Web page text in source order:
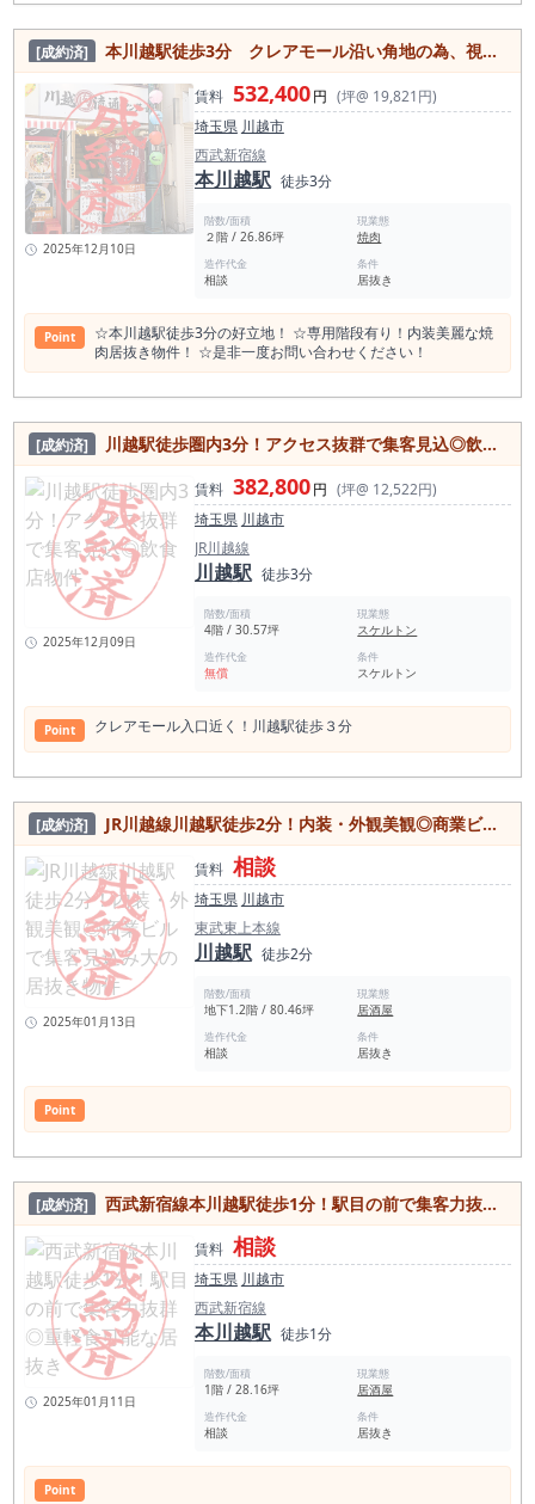
[成約済] 本川越駅徒歩3分 クレアモール沿い角地の為、視認性◎
2025年12月10日
賃料 532,400円 (坪@ 19,821円)
埼玉県 川越市
西武新宿線
本川越駅 徒歩3分
階数/面積
２階 / 26.86坪
現業態
焼肉
造作代金
相談
条件
居抜き
Point
☆本川越駅徒歩3分の好立地！ ☆専用階段有り！内装美麗な焼
肉居抜き物件！ ☆是非一度お問い合わせください！
[成約済] 川越駅徒歩圏内3分！アクセス抜群で集客見込◎飲食店物件
2025年12月09日
賃料 382,800円 (坪@ 12,522円)
埼玉県 川越市
JR川越線
川越駅 徒歩3分
階数/面積
4階 / 30.57坪
現業態
スケルトン
造作代金
無償
条件
スケルトン
Point クレアモール⼊⼝近く！川越駅徒歩３分
[成約済] JR川越線川越駅徒歩2分！内装・外観美観◎商業ビルで集客見込み大の居抜き物件
2025年01月13日
賃料 相談
埼玉県 川越市
東武東上本線
川越駅 徒歩2分
階数/面積
地下1.2階 / 80.46坪
現業態
居酒屋
造作代金
相談
条件
居抜き
Point
[成約済] 西武新宿線本川越駅徒歩1分！駅目の前で集客力抜群◎重軽食可能な居抜き
2025年01月11日
賃料 相談
埼玉県 川越市
西武新宿線
本川越駅 徒歩1分
階数/面積
1階 / 28.16坪
現業態
居酒屋
造作代金
相談
条件
居抜き
Point